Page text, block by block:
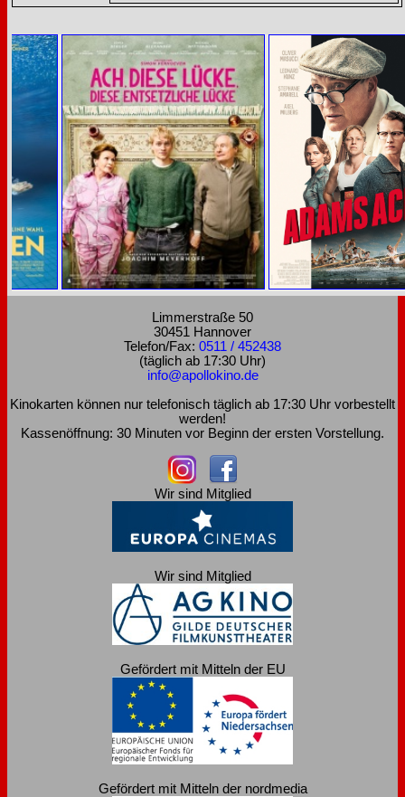
Limmerstraße 50
30451 Hannover
Telefon/Fax: 0511 / 452438
(täglich ab 17:30 Uhr)
info@apollokino.de
Kinokarten können nur telefonisch täglich ab 17:30 Uhr vorbestellt
werden!
Kassenöffnung: 30 Minuten vor Beginn der ersten Vorstellung.
Wir sind Mitglied
Wir sind Mitglied
Gefördert mit Mitteln der EU
Gefördert mit Mitteln der nordmedia